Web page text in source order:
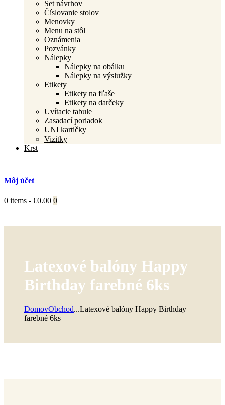
Set návrhov
Číslovanie stolov
Menovky
Menu na stôl
Oznámenia
Pozvánky
Nálepky
Nálepky na obálku
Nálepky na výslužky
Etikety
Etikety na fľaše
Etikety na darčeky
Uvítacie tabule
Zasadací poriadok
UNI kartičky
Vizitky
Krst
Môj účet
0 items - €0.00 0
Latexové balóny Happy
Birthday farebné 6ks
DomovObchod...Latexové balóny Happy Birthday
farebné 6ks